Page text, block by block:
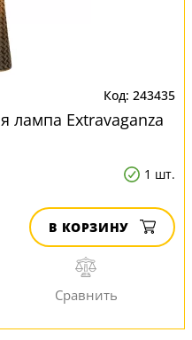
243435
лампа Extravaganza
1 шт.
В КОРЗИНУ